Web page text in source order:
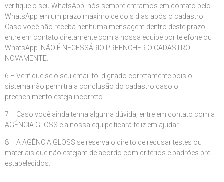
verifique o seu WhatsApp, nós sempre entramos em contato pelo
WhatsApp em um prazo máximo de dois dias após o cadastro.
Caso você não receba nenhuma mensagem dentro deste prazo,
entre em contato diretamente com a nossa equipe por telefone ou
WhatsApp. NÃO É NECESSÁRIO PREENCHER O CADASTRO
NOVAMENTE.
6 – Verifique se o seu email foi digitado corretamente pois o
sistema não permitrá a conclusão do cadastro caso o
preenchimento esteja incorreto.
7 – Caso você ainda tenha alguma dúvida, entre em contato com a
AGÊNCIA GLOSS e a nossa equipe ficará feliz em ajudar.
8 – A AGÊNCIA GLOSS se reserva o direito de recusar testes ou
materiais que não estejam de acordo com critérios e padrões pré-
estabelecidos.